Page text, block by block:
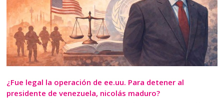
¿Fue legal la operación de ee.uu. Para detener al
presidente de venezuela, nicolás maduro?